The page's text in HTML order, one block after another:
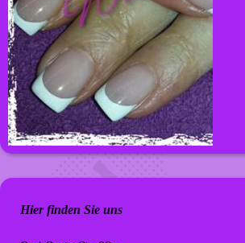
Hier finden Sie uns